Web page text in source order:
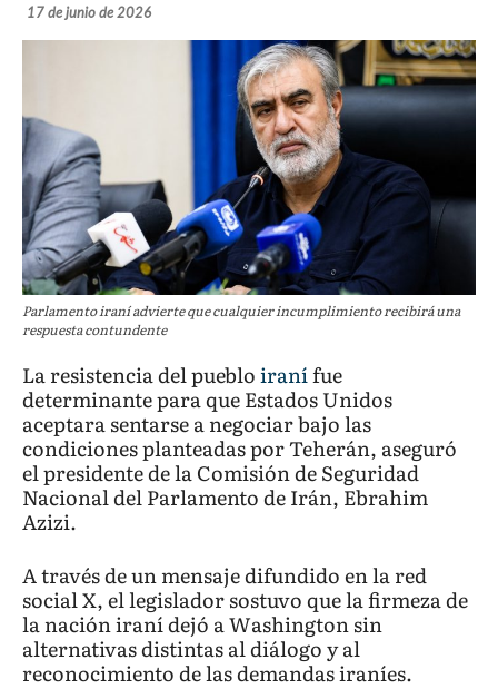
17 de junio de 2026
Parlamento iraní advierte que cualquier incumplimiento recibirá una
respuesta contundente
La resistencia del puebloiranífue
determinante para que Estados Unidos
aceptara sentarse a negociar bajo las
condiciones planteadas por Teherán, aseguró
el presidente de la Comisión de Seguridad
Nacional del Parlamento de Irán, Ebrahim
Azizi.
A través de un mensaje difundido en la red
social X, el legislador sostuvo que la firmeza de
la nación iraní dejó a Washington sin
alternativas distintas al diálogo y al
reconocimiento de las demandas iraníes.